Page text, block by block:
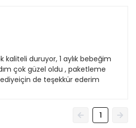
kaliteli duruyor, 1 aylık bebeğim
çok güzel oldu , paketleme
de teşekkür ederim
1